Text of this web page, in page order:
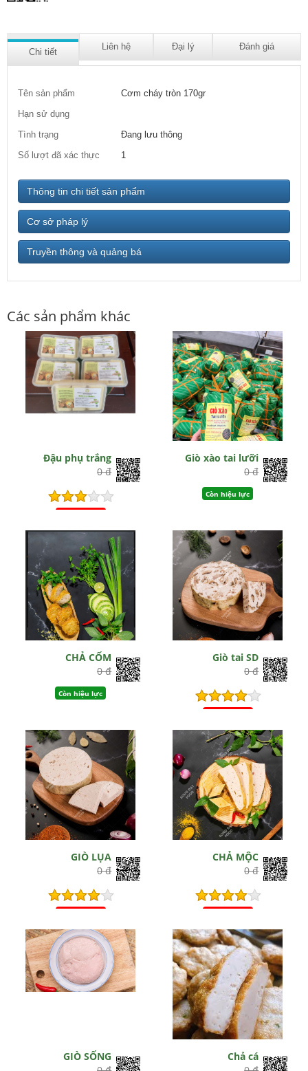
Chi tiết
Liên hệ Đại lý Đánh giá
Tên sản phẩm
Cơm cháy tròn 170gr
Hạn sử dụng
Tình trạng
Đang lưu thông
Số lượt đã xác thực
1
Thông tin chi tiết sản phẩm
Cơ sở pháp lý
Truyền thông và quảng bá
Các sản phẩm khác
Đậu phụ trắng
0 đ
Giò xào tai lưỡi
0 đ
Còn hiệu lực
CHẢ CỐM
0 đ
Còn hiệu lực
Giò tai SD
0 đ
GIÒ LỤA
0 đ
CHẢ MỘC
0 đ
GIÒ SỐNG
Chả cá